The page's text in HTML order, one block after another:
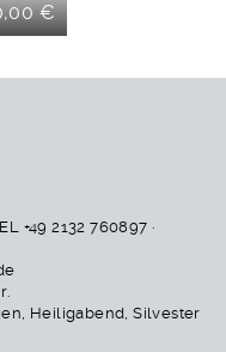
€
+49 2132 760897 ·
Heiligabend, Silvester